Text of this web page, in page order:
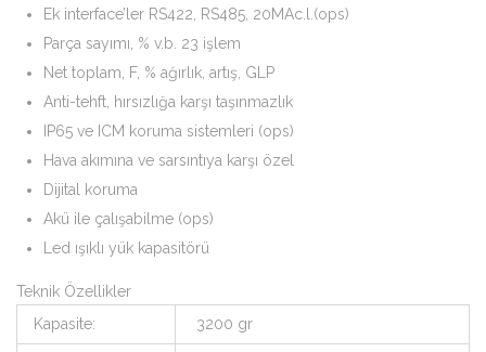
Ek interface’ler RS422, RS485, 20MAc.l.(ops)
Parça sayımı, % v.b. 23 işlem
Net toplam, F, % ağırlık, artış, GLP
Anti-tehft, hırsızlığa karşı taşınmazlık
IP65 ve ICM koruma sistemleri (ops)
Hava akımına ve sarsıntıya karşı özel
Dijital koruma
Akü ile çalışabilme (ops)
Led ışıklı yük kapasitörü
Teknik Özellikler
Kapasite:
3200 gr